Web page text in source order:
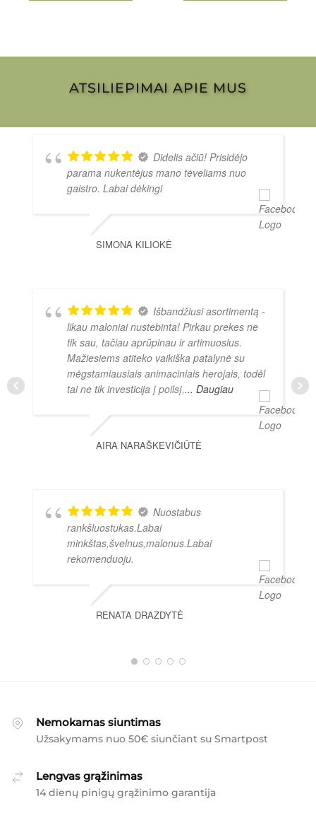
ATSILIEPIMAI APIE MUS
Didelis ačiū! Prisidėjo
parama nukentėjus mano tėveliams nuo
gaistro. Labai dėkingi
SIMONA KILIOKĖ
Išbandžiusi asortimentą -
likau maloniai nustebinta! Pirkau prekes ne
tik sau, tačiau aprūpinau ir artimuosius.
Mažiesiems atiteko vaikiška patalynė su
mėgstamiausiais animaciniais herojais, todėl
tai ne tik investicija į poilsį,... Daugiau
AIRA NARAŠKEVIČIŪTĖ
Nuostabus
rankšluostukas.Labai
minkštas,švelnus,malonus.Labai
rekomenduoju.
RENATA DRAZDYTĖ
Nemokamas siuntimas
Užsakymams nuo 50€ siunčiant su Smartpost
Lengvas grąžinimas
14 dienų pinigų grąžinimo garantija